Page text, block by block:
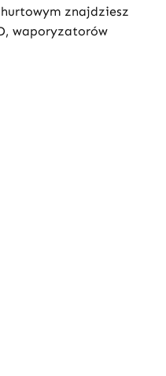
znajdziesz
waporyzatorów